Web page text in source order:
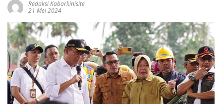
Redaksi Kabarkinisite
21 Mei 2024